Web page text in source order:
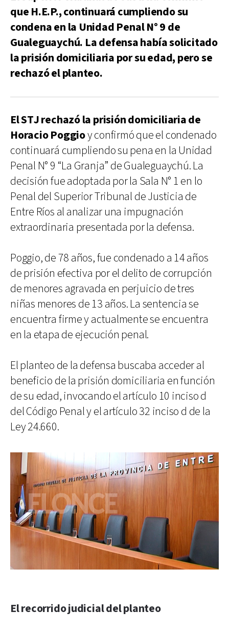
que H.E.P., continuará cumpliendo su
condena en la Unidad Penal N° 9 de
Gualeguaychú. La defensa había solicitado
la prisión domiciliaria por su edad, pero se
rechazó el planteo.
El STJ rechazó la prisión domiciliaria de
Horacio Poggioy confirmó que el condenado
continuará cumpliendo su pena en la Unidad
Penal N° 9 “La Granja” de Gualeguaychú. La
decisión fue adoptada por la Sala N° 1 en lo
Penal del Superior Tribunal de Justicia de
Entre Ríos al analizar una impugnación
extraordinaria presentada por la defensa.
Poggio, de 78 años, fue condenado a 14 años
de prisión efectiva por el delito de corrupción
de menores agravada en perjuicio de tres
niñas menores de 13 años. La sentencia se
encuentra firme y actualmente se encuentra
en la etapa de ejecución penal.
El planteo de la defensa buscaba acceder al
beneficio de la prisión domiciliaria en función
de su edad, invocando el artículo 10 inciso d
del Código Penal y el artículo 32 inciso d de la
Ley 24.660.
El recorrido judicial del planteo